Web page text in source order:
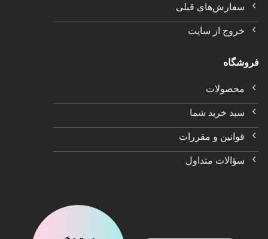
سفارش‌های قبلی
خروج از سایت
فروشگاه
محصولات
سبد خرید شما
قوانین و مقررات
سؤالات متداول